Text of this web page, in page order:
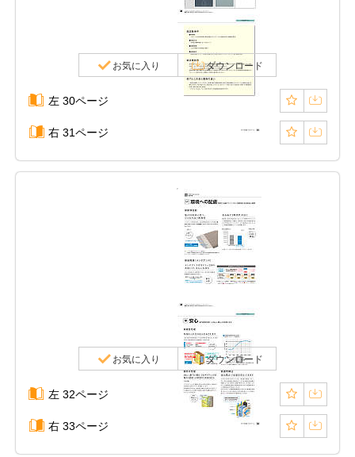
お気に入り ダウンロード
左 30ページ
右 31ページ
お気に入り ダウンロード
左 32ページ
右 33ページ